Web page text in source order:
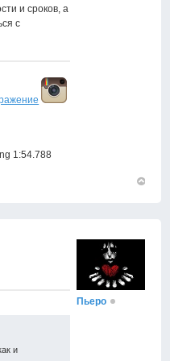
и сроков, а
с
1:54.788
и
Пьеро